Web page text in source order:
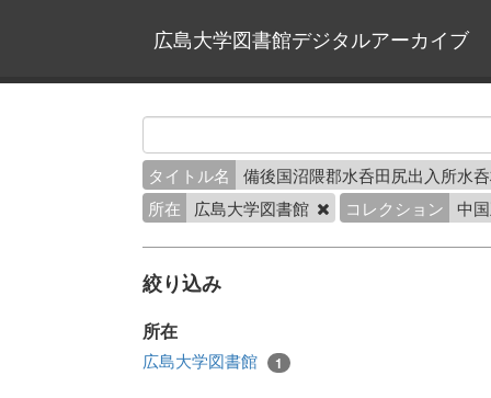
広島大学図書館デジタルアーカイブ
タイトル名
備後国沼隈郡水呑田尻出入所水
所在
広島大学図書館 コレクション 中
絞り込み
所在
広島大学図書館 1